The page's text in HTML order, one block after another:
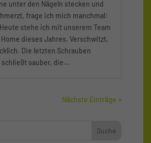
unter den Nägeln stecken und
frage ich mich manchmal:
stehe ich mit unserem Team
dieses Jahres. Verschwitzt,
Die letzten Schrauben
sauber, die...
Nächste Einträge »